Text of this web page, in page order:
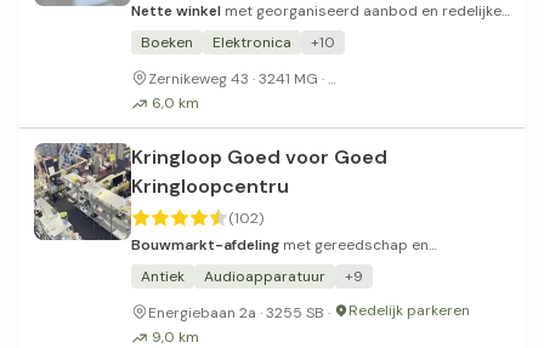
Nette winkel met georganiseerd aanbod en redelijke
prijzen.
Boeken Elektronica
+10
Zernikeweg 43 · 3241 MG ·
6,0 km
Kringloop Goed voor Goed
Kringloopcentru
(102)
Bouwmarkt-afdeling met gereedschap en
montagedelen naast regulier aanbod.
Antiek Audioapparatuur
+9
Energiebaan 2a · 3255 SB ·
Redelijk parkeren
9,0 km